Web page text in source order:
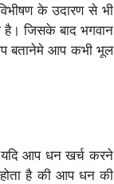
के उदारण से भी
है। जिसके बाद भगवान
बतानेमे आप कभी भूल
आप धन खर्च करने
है की आप धन की